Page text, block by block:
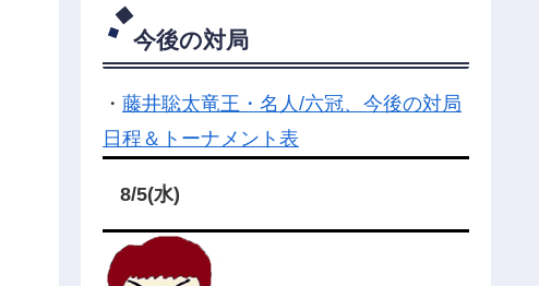
今後の対局
・ 藤井聡太竜王・名人/六冠、今後の対局
日程＆トーナメント表
8/5(水)